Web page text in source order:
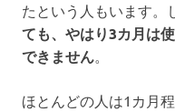
たという人もいます。
ても、やはり3カ月は
できません。
ほとんどの人は1カ月